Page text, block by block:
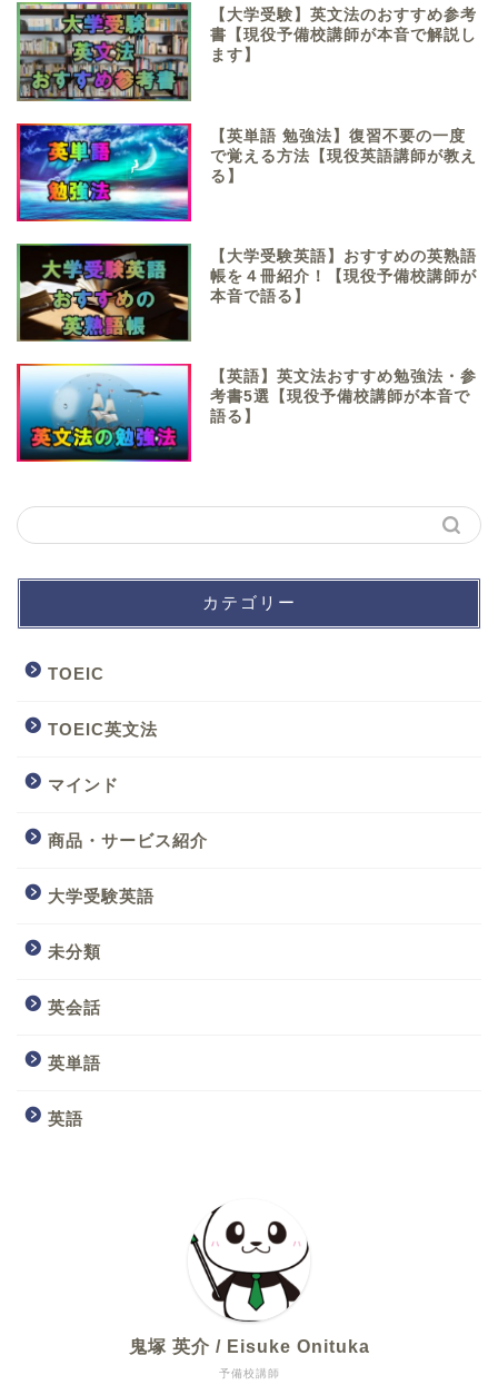
【大学受験】英文法のおすすめ参考
書【現役予備校講師が本音で解説し
ます】
【英単語 勉強法】復習不要の一度
で覚える方法【現役英語講師が教え
る】
【大学受験英語】おすすめの英熟語
帳を４冊紹介！【現役予備校講師が
本音で語る】
【英語】英文法おすすめ勉強法・参
考書5選【現役予備校講師が本音で
語る】
カテゴリー
TOEIC
TOEIC英文法
マインド
商品・サービス紹介
大学受験英語
未分類
英会話
英単語
英語
予備校講師
鬼塚 英介 / Eisuke Onituka